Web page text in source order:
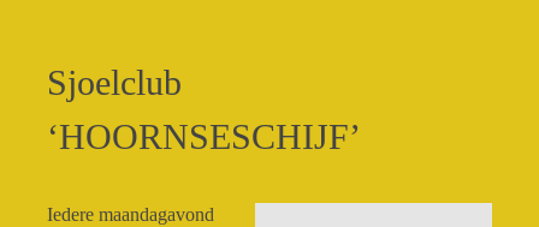
Sjoelclub
‘HOORNSESCHIJF’
Iedere maandagavond